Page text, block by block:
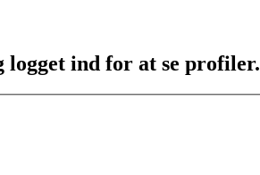
ind for at se profiler.